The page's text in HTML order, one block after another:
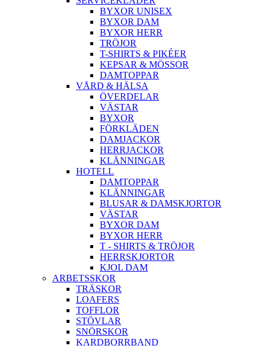
BYXOR UNISEX
BYXOR DAM
BYXOR HERR
TRÖJOR
T-SHIRTS & PIKÉER
KEPSAR & MÖSSOR
DAMTOPPAR
VÅRD & HÄLSA
ÖVERDELAR
VÄSTAR
BYXOR
FÖRKLÄDEN
DAMJACKOR
HERRJACKOR
KLÄNNINGAR
HOTELL
DAMTOPPAR
KLÄNNINGAR
BLUSAR & DAMSKJORTOR
VÄSTAR
BYXOR DAM
BYXOR HERR
T - SHIRTS & TRÖJOR
HERRSKJORTOR
KJOL DAM
ARBETSSKOR
TRÄSKOR
LOAFERS
TOFFLOR
STÖVLAR
SNÖRSKOR
KARDBORRBAND